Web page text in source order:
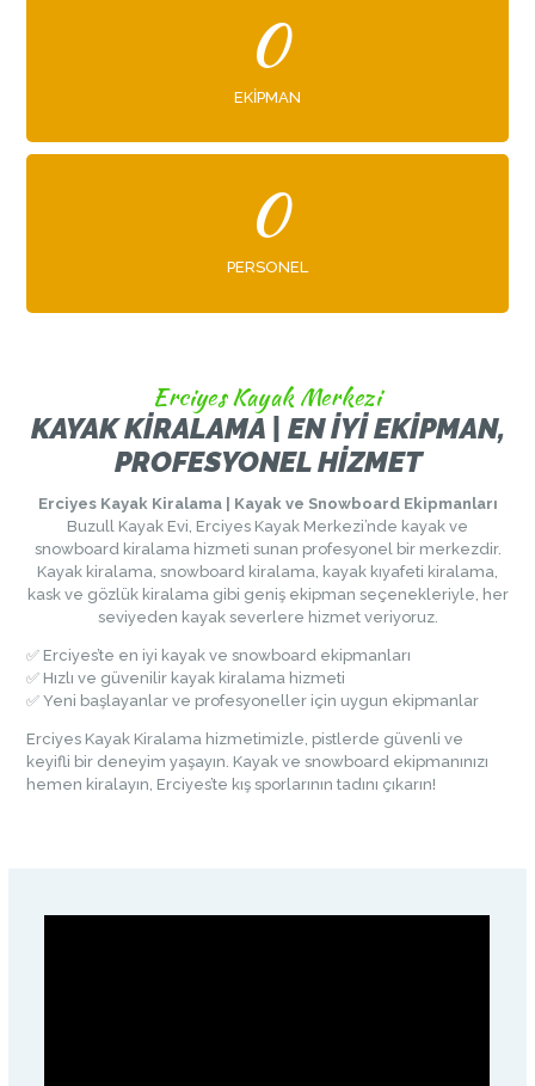
0
EKIPMAN
0
PERSONEL
Erciyes Kayak Merkezi
KAYAK KIRALAMA | EN İYI EKIPMAN,
PROFESYONEL HIZMET
Erciyes Kayak Kiralama | Kayak ve Snowboard Ekipmanları
Buzull Kayak Evi, Erciyes Kayak Merkezi’nde kayak ve
snowboard kiralama hizmeti sunan profesyonel bir merkezdir.
Kayak kiralama, snowboard kiralama, kayak kıyafeti kiralama,
kask ve gözlük kiralama gibi geniş ekipman seçenekleriyle, her
seviyeden kayak severlere hizmet veriyoruz.
✅ Erciyes’te en iyi kayak ve snowboard ekipmanları
✅ Hızlı ve güvenilir kayak kiralama hizmeti
✅ Yeni başlayanlar ve profesyoneller için uygun ekipmanlar
Erciyes Kayak Kiralama hizmetimizle, pistlerde güvenli ve
keyifli bir deneyim yaşayın. Kayak ve snowboard ekipmanınızı
hemen kiralayın, Erciyes’te kış sporlarının tadını çıkarın!